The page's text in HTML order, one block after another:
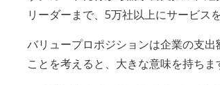
リーダーまで、5万社以上にサービス
バリュープロポジションは企業の支
ことを考えると、大きな意味を持ちま